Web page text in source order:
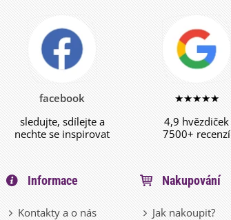
facebook
sledujte, sdílejte a
nechte se inspirovat
★★★★★
4,9 hvězdiček
7500+ recenzí
Informace
Kontakty a o nás
Nakupování
Jak nakoupit?